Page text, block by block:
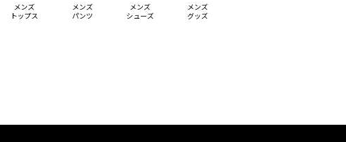
メンズ
トップス
メンズ
パンツ
メンズ
シューズ
メンズ
グッズ